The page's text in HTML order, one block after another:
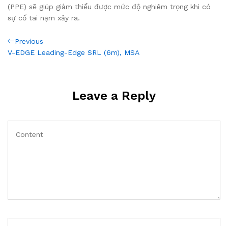
(PPE) sẽ giúp giảm thiểu được mức độ nghiêm trọng khi có
sự cố tai nạm xảy ra.
Post
navigation
Previous
Post
Previous
V-EDGE Leading-Edge SRL (6m), MSA
Leave a Reply